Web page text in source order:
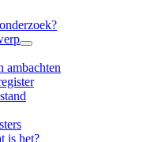
ambachten
is het?